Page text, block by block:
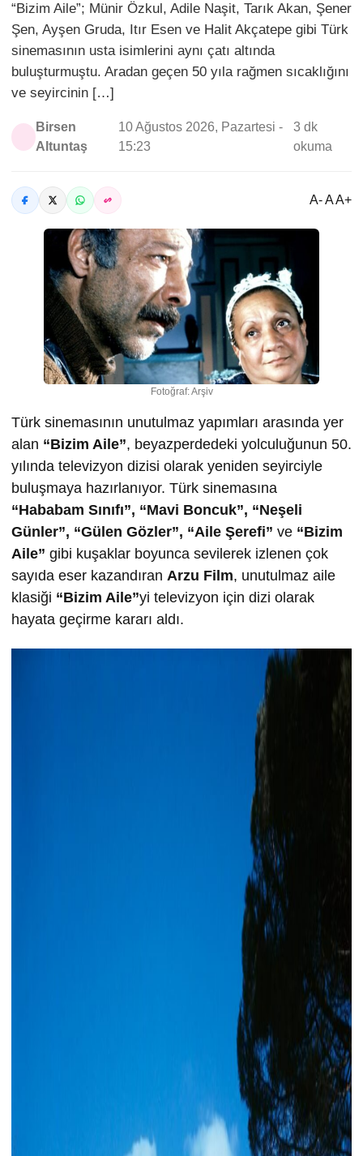
“Bizim Aile”; Münir Özkul, Adile Naşit, Tarık Akan, Şener
Şen, Ayşen Gruda, Itır Esen ve Halit Akçatepe gibi Türk
sinemasının usta isimlerini aynı çatı altında
buluşturmuştu. Aradan geçen 50 yıla rağmen sıcaklığını
ve seyircinin […]
Birsen
Altuntaş
10 Ağustos 2026, Pazartesi -
15:23
3 dk
okuma
A- A A+
Fotoğraf: Arşiv
Türk sinemasının unutulmaz yapımları arasında yer
alan “Bizim Aile”, beyazperdedeki yolculuğunun 50.
yılında televizyon dizisi olarak yeniden seyirciyle
buluşmaya hazırlanıyor. Türk sinemasına
“Hababam Sınıfı”, “Mavi Boncuk”, “Neşeli
Günler”, “Gülen Gözler”, “Aile Şerefi” ve “Bizim
Aile” gibi kuşaklar boyunca sevilerek izlenen çok
sayıda eser kazandıran Arzu Film, unutulmaz aile
klasiği “Bizim Aile”yi televizyon için dizi olarak
hayata geçirme kararı aldı.